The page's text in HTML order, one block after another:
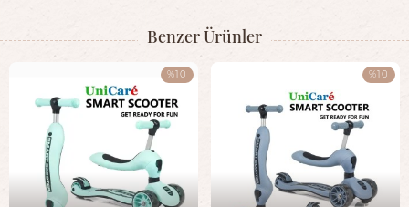
Benzer Ürünler
%10 %10